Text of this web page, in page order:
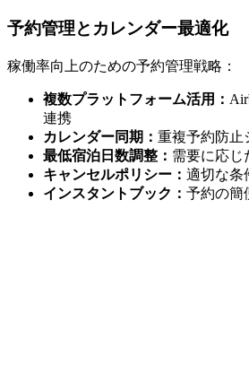
予約管理とカレンダー最適化
稼働率向上のための予約管理戦略：
複数プラットフォーム活用：
連携
カレンダー同期： 重複予約防止
最低宿泊日数調整： 需要に応じ
キャンセルポリシー： 適切な条
インスタントブック： 予約の簡